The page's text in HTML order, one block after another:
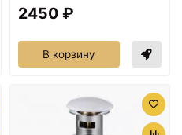
2450 ₽
В корзину